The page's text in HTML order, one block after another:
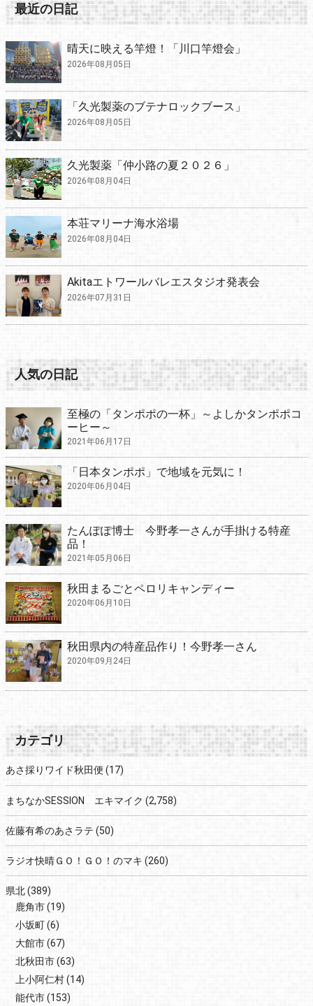
最近の日記
晴天に映える竿燈！「川口竿燈会」
2026年08月05日
「久光製薬のブテナロックブース」
2026年08月05日
久光製薬「仲小路の夏２０２６」
2026年08月04日
本荘マリーナ海水浴場
2026年08月04日
Akitaエトワールバレエスタジオ発表会
2026年07月31日
人気の日記
至極の「タンポポの一杯」～よしかタンポポコ
ーヒー～
2021年06月17日
「日本タンポポ」で地域を元気に！
2020年06月04日
たんぽぽ博士 今野孝一さんが手掛ける特産
品！
2021年05月06日
秋田まるごとペロリキャンディー
2020年06月10日
秋田県内の特産品作り！今野孝一さん
2020年09月24日
カテゴリ
あさ採りワイド秋田便 (17)
まちなかSESSION エキマイク (2,758)
佐藤有希のあさラテ (50)
ラジオ快晴ＧＯ！ＧＯ！のマキ (260)
県北(389)
鹿角市(19)
小坂町(6)
大館市(67)
北秋田市(63)
上小阿仁村(14)
能代市(153)